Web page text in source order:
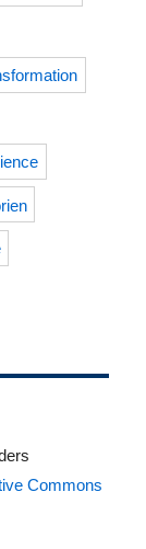
Commons